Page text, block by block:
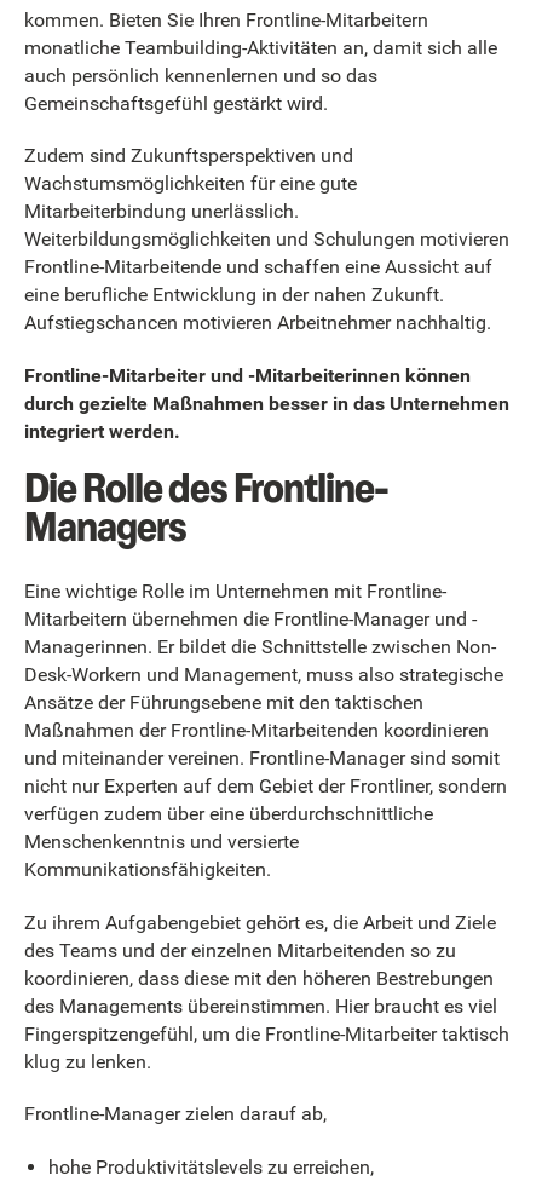
kommen. Bieten Sie Ihren Frontline-Mitarbeitern
monatliche Teambuilding-Aktivitäten an, damit sich alle
auch persönlich kennenlernen und so das
Gemeinschaftsgefühl gestärkt wird.
Zudem sind Zukunftsperspektiven und
Wachstumsmöglichkeiten für eine gute
Mitarbeiterbindung unerlässlich.
Weiterbildungsmöglichkeiten und Schulungen motivieren
Frontline-Mitarbeitende und schaffen eine Aussicht auf
eine berufliche Entwicklung in der nahen Zukunft.
Aufstiegschancen motivieren Arbeitnehmer nachhaltig.
Frontline-Mitarbeiter und -Mitarbeiterinnen können
durch gezielte Maßnahmen besser in das Unternehmen
integriert werden.
Die Rolle des Frontline-
Managers
Eine wichtige Rolle im Unternehmen mit Frontline-
Mitarbeitern übernehmen die Frontline-Manager und -
Managerinnen. Er bildet die Schnittstelle zwischen Non-
Desk-Workern und Management, muss also strategische
Ansätze der Führungsebene mit den taktischen
Maßnahmen der Frontline-Mitarbeitenden koordinieren
und miteinander vereinen. Frontline-Manager sind somit
nicht nur Experten auf dem Gebiet der Frontliner, sondern
verfügen zudem über eine überdurchschnittliche
Menschenkenntnis und versierte
Kommunikationsfähigkeiten.
Zu ihrem Aufgabengebiet gehört es, die Arbeit und Ziele
des Teams und der einzelnen Mitarbeitenden so zu
koordinieren, dass diese mit den höheren Bestrebungen
des Managements übereinstimmen. Hier braucht es viel
Fingerspitzengefühl, um die Frontline-Mitarbeiter taktisch
klug zu lenken.
Frontline-Manager zielen darauf ab,
hohe Produktivitätslevels zu erreichen,